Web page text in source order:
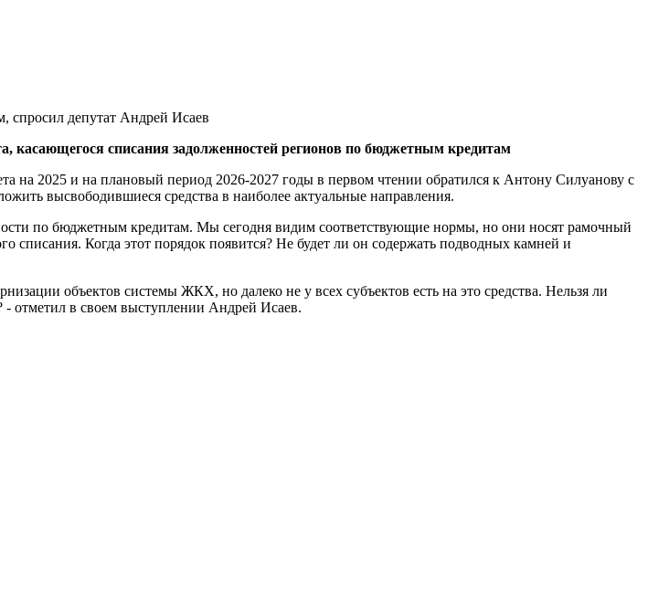
спросил депутат Андрей Исаев
касающегося списания задолженностей регионов по бюджетным кредитам
на 2025 и на плановый период 2026-2027 годы в первом чтении обратился к Антону Силуанову с
высвободившиеся средства в наиболее актуальные направления.
по бюджетным кредитам. Мы сегодня видим соответствующие нормы, но они носят рамочный
списания. Когда этот порядок появится? Не будет ли он содержать подводных камней и
объектов системы ЖКХ, но далеко не у всех субъектов есть на это средства. Нельзя ли
- отметил в своем выступлении Андрей Исаев.